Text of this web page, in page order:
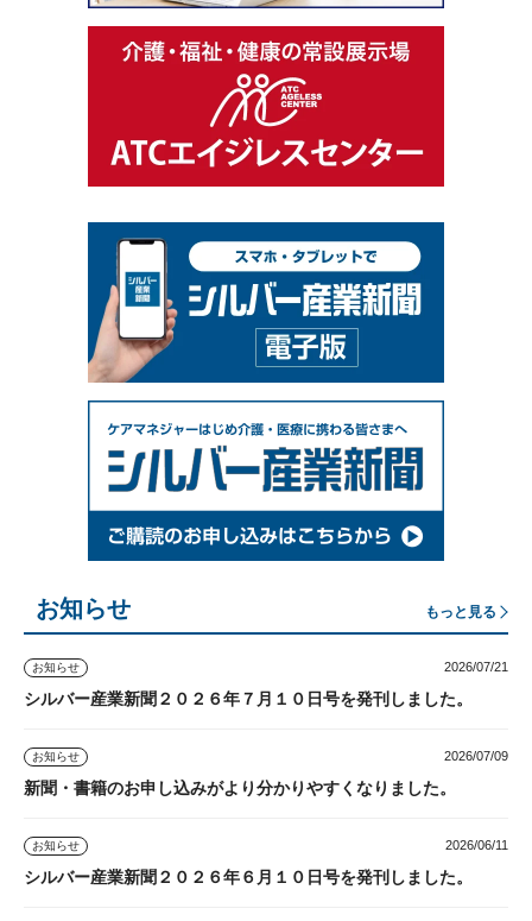
お知らせ もっと見る
お知らせ 2026/07/21
シルバー産業新聞２０２６年７月１０日号を発刊しました。
お知らせ 2026/07/09
新聞・書籍のお申し込みがより分かりやすくなりました。
お知らせ 2026/06/11
シルバー産業新聞２０２６年６月１０日号を発刊しました。